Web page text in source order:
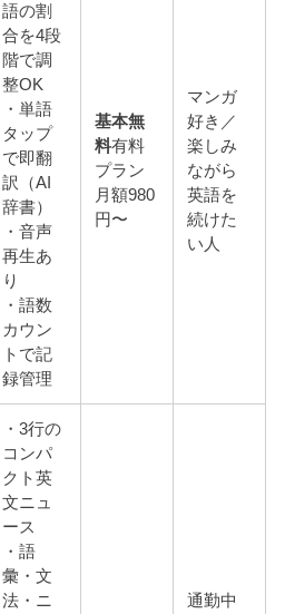
語の割
合を4段
階で調
整OK
・単語
タップ
で即翻
訳（AI
辞書）
・音声
再生あ
り
・語数
カウン
トで記
録管理
基本無
料有料
プラン
月額980
円〜
マンガ
好き／
楽しみ
ながら
英語を
続けた
い人
・3行の
コンパ
クト英
文ニュ
ース
・語
彙・文
法・ニ
通勤中